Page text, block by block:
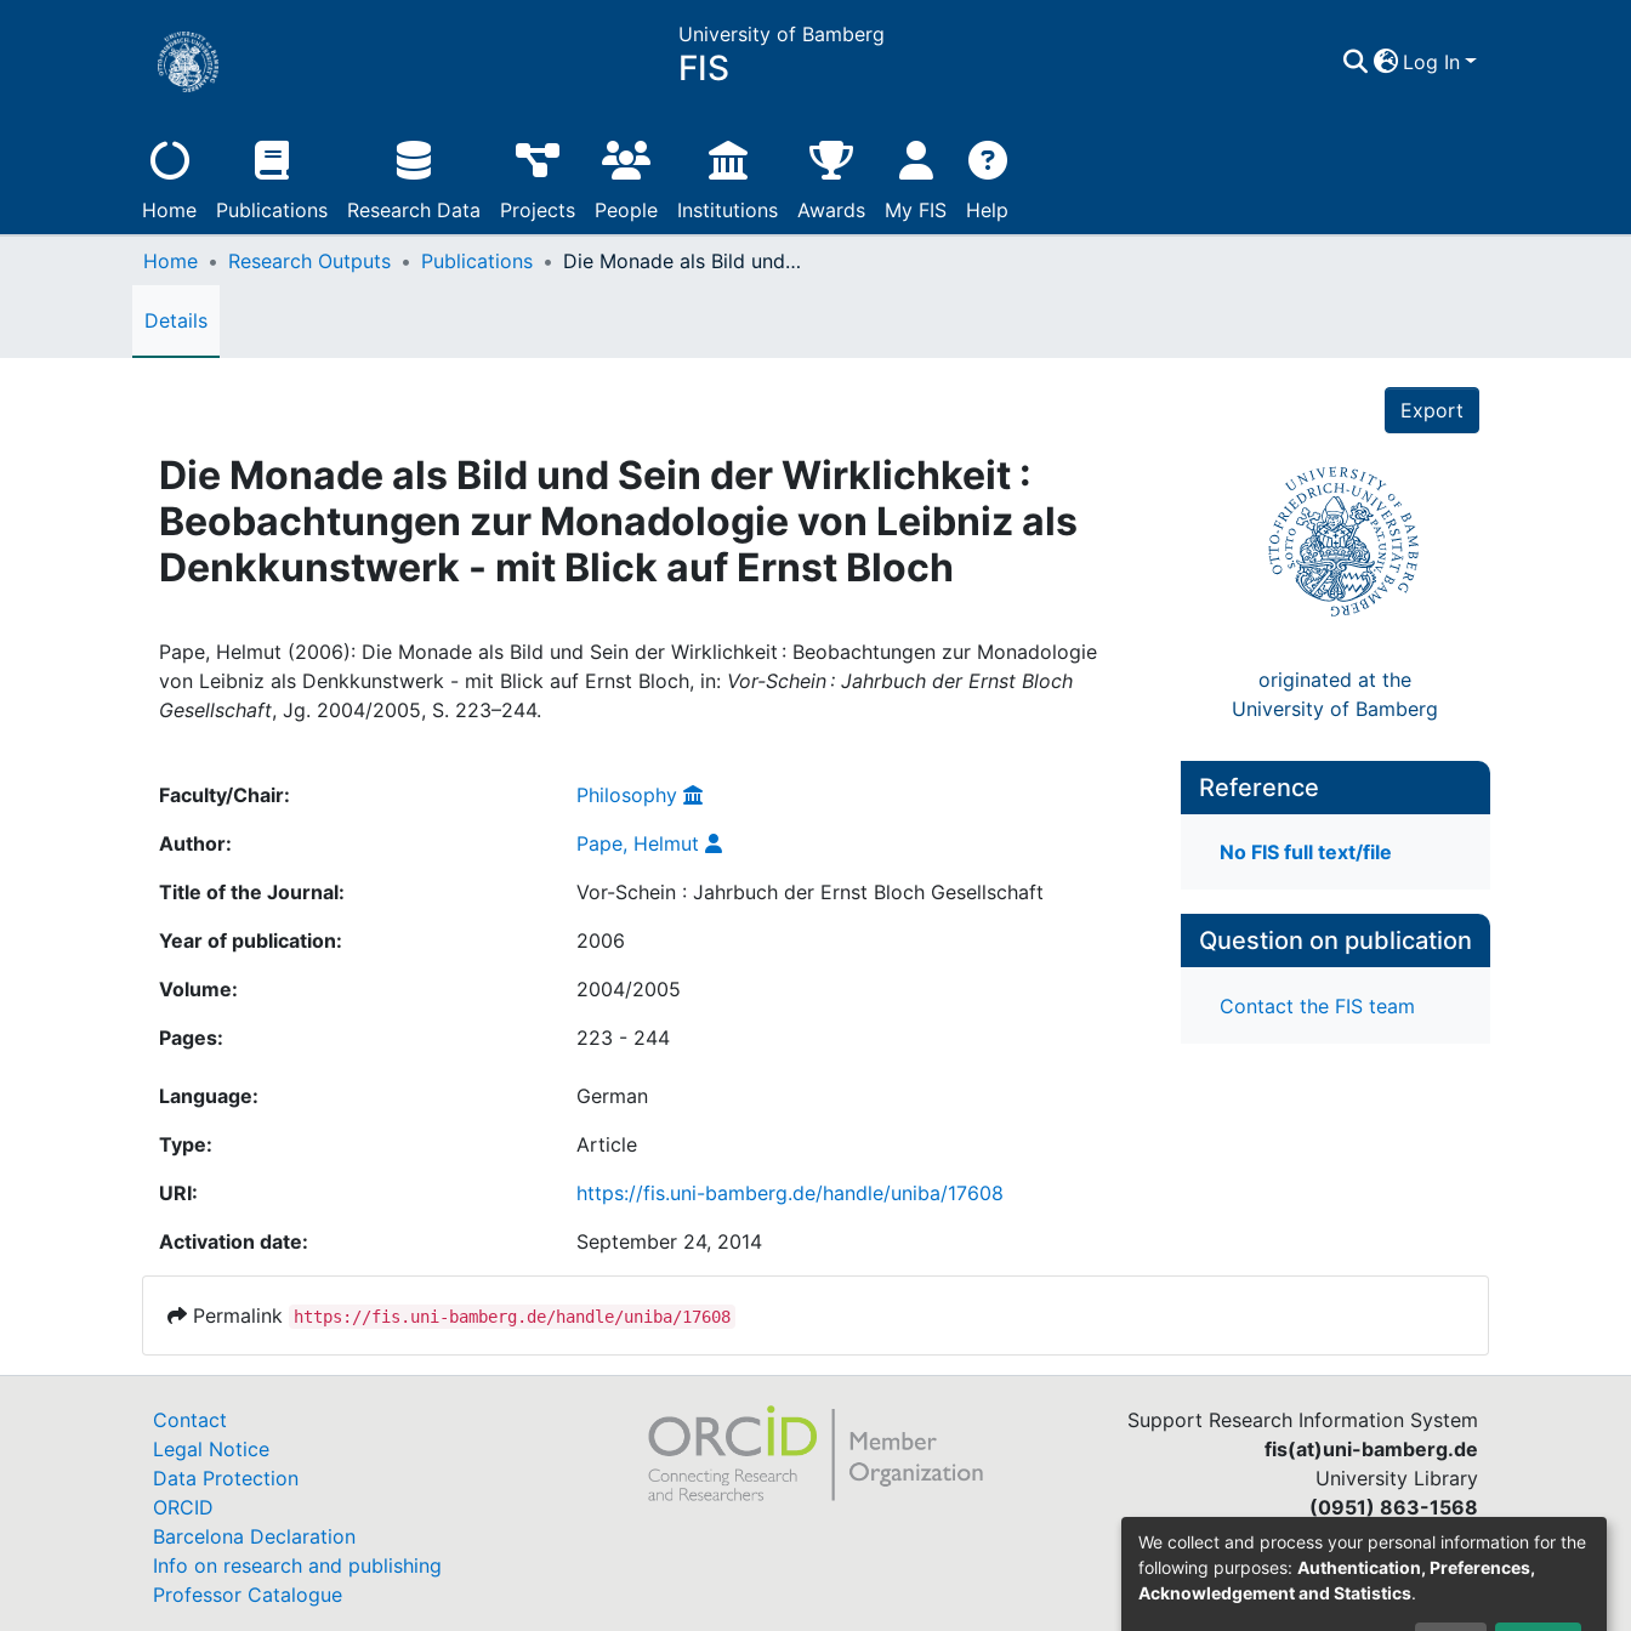
University of Bamberg
FIS Log In
Home Publications Research Data Projects People Institutions Awards My FIS Help
Home Research Outputs Publications Die Monade als Bild und Sein der Wirklichkeit : Beobachtungen zur Monadologie von Leibniz als Denkkunstwerk - mit Blick auf Ernst Bloch
Details
Export
Die Monade als Bild und Sein der Wirklichkeit :
Beobachtungen zur Monadologie von Leibniz als
Denkkunstwerk - mit Blick auf Ernst Bloch
Pape, Helmut (2006): Die Monade als Bild und Sein der Wirklichkeit : Beobachtungen zur Monadologie
von Leibniz als Denkkunstwerk - mit Blick auf Ernst Bloch, in: Vor-Schein : Jahrbuch der Ernst Bloch
Gesellschaft, Jg. 2004/2005, S. 223–244.
originated at the
University of Bamberg
Faculty/Chair:
Philosophy
Author:
Pape, Helmut
Title of the Journal:
Vor-Schein : Jahrbuch der Ernst Bloch Gesellschaft
Year of publication:
2006
Volume:
2004/2005
Pages:
223 - 244
Language:
German
Type:
Article
URI:
https://fis.uni-bamberg.de/handle/uniba/17608
Activation date:
September 24, 2014
Reference
No FIS full text/file
Question on publication
Contact the FIS team
Permalink https://fis.uni-bamberg.de/handle/uniba/17608
Contact
Legal Notice
Data Protection
ORCID
Barcelona Declaration
Info on research and publishing
Professor Catalogue
Support Research Information System
fis(at)uni-bamberg.de
University Library
(0951) 863-1568
We collect and process your personal information for the
following purposes: Authentication, Preferences,
Acknowledgement and Statistics.